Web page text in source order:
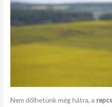
Nem dőlhetünk még hátra, a